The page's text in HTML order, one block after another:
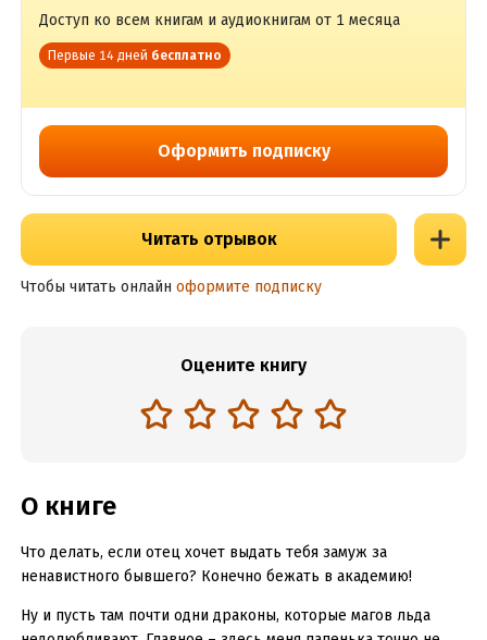
Доступ ко всем книгам и аудиокнигам от 1 месяца
Первые 14 дней бесплатно
Оформить подписку
Читать отрывок
Чтобы читать онлайн оформите подписку
Оцените книгу
О книге
Что делать, если отец хочет выдать тебя замуж за
ненавистного бывшего? Конечно бежать в академию!
Ну и пусть там почти одни драконы, которые магов льда